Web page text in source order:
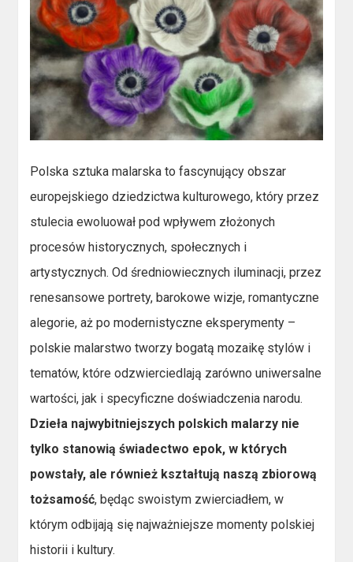
Polska sztuka malarska to fascynujący obszar
europejskiego dziedzictwa kulturowego, który przez
stulecia ewoluował pod wpływem złożonych
procesów historycznych, społecznych i
artystycznych. Od średniowiecznych iluminacji, przez
renesansowe portrety, barokowe wizje, romantyczne
alegorie, aż po modernistyczne eksperymenty –
polskie malarstwo tworzy bogatą mozaikę stylów i
tematów, które odzwierciedlają zarówno uniwersalne
wartości, jak i specyficzne doświadczenia narodu.
Dzieła najwybitniejszych polskich malarzy nie
tylko stanowią świadectwo epok, w których
powstały, ale również kształtują naszą zbiorową
tożsamość, będąc swoistym zwierciadłem, w
którym odbijają się najważniejsze momenty polskiej
historii i kultury.